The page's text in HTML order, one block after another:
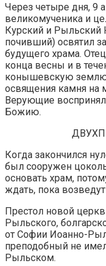
Через четыре дня, 9
великомученика и
Курский и Рыльский
почивший) освятил
будущего храма.
конца весны и в
конышевскую землю
освящения камня на
Верующие
Божию.
Когда закончился
был сооружен
основать храм,
ждать, пока
Престол новой
Рыльского,
от Софии Иоанно-
преподобный не
Рыльском.